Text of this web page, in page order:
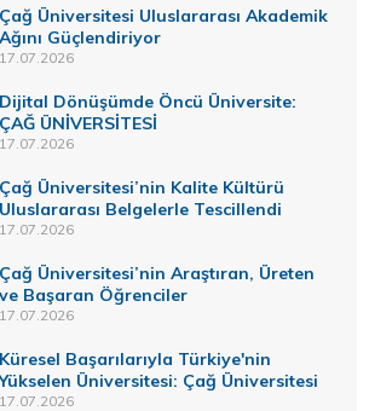
Çağ Üniversitesi Uluslararası Akademik
Ağını Güçlendiriyor
17.07.2026
Dijital Dönüşümde Öncü Üniversite:
ÇAĞ ÜNİVERSİTESİ
17.07.2026
Çağ Üniversitesi’nin Kalite Kültürü
Uluslararası Belgelerle Tescillendi
17.07.2026
Çağ Üniversitesi’nin Araştıran, Üreten
ve Başaran Öğrenciler
17.07.2026
Küresel Başarılarıyla Türkiye'nin
Yükselen Üniversitesi: Çağ Üniversitesi
17.07.2026